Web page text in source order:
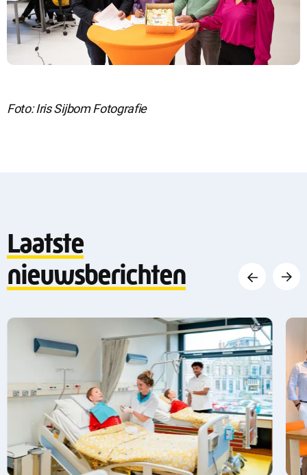
Foto: Iris Sijbom Fotografie
Laatste
nieuwsberichten